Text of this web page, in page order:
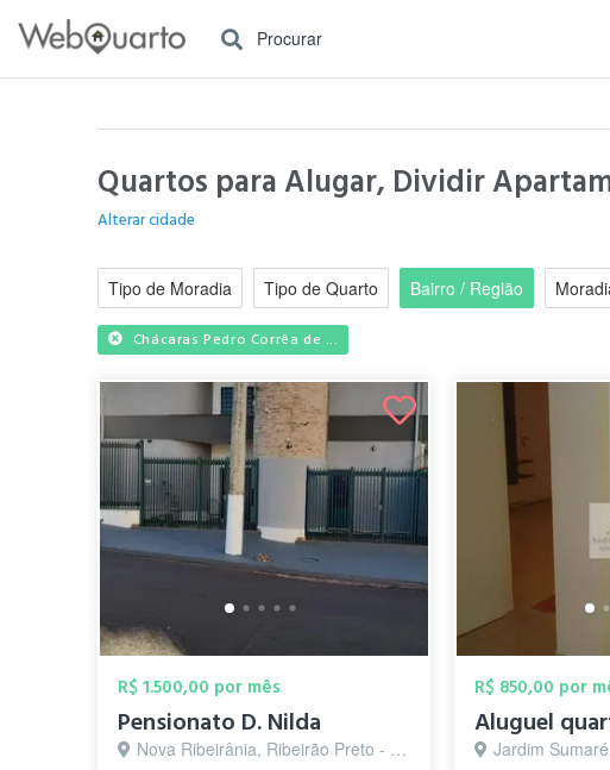
Procurar
Quartos para Alugar, Dividir
Alterar cidade
Tipo de Moradia Tipo de Quarto Bairro / Região
Chácaras Pedro Corrêa de ...
R$ 1.500,00 por mês
Pensionato D. Nilda
Nova Ribeirânia, Ribeirão Preto - SP
R$ 850,00 por
Aluguel
Jardim